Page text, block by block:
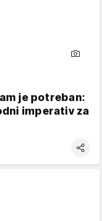
je potreban:
imperativ za